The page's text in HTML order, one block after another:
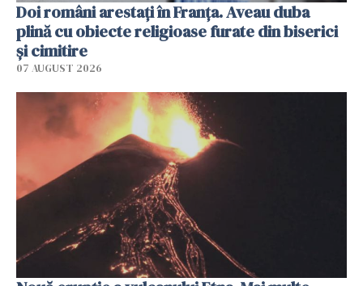
Doi români arestați în Franța. Aveau duba
plină cu obiecte religioase furate din biserici
și cimitire
07 AUGUST 2026